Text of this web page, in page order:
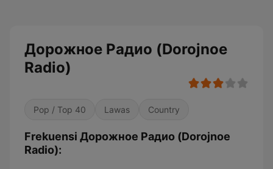
Дорожное Радио (Dorojnoe
Radio)
Pop / Top 40 Lawas Country
Frekuensi Дорожное Радио (Dorojnoe
Radio):